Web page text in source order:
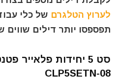
לערוץ הטלגרם של כלי
תפספסו יותר דילים שווים
CLP5SETN-08